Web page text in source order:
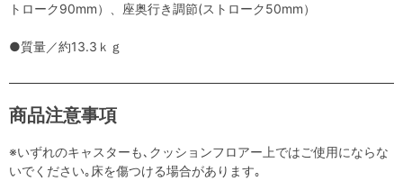
トローク90mm）、座奥行き調節(ストローク50mm）
●質量／約13.3ｋｇ
商品注意事項
※いずれのキャスターも､クッションフロアー上ではご使用にならな
いでください｡床を傷つける場合があります｡